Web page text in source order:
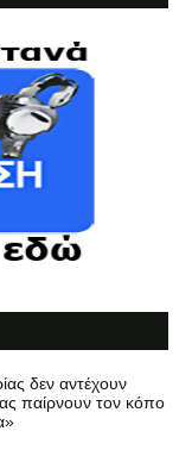
δεν αντέχουν
παίρνουν τον κόπο